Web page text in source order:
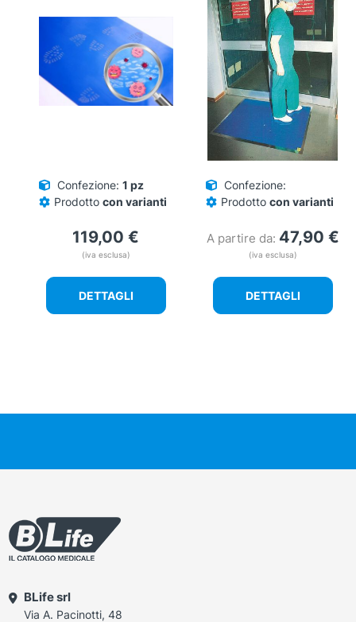
Confezione: 1 pz
Prodotto con varianti
119,00 €
(iva esclusa)
DETTAGLI
Confezione:
Prodotto con varianti
A partire da: 47,90 €
(iva esclusa)
DETTAGLI
BLife srl
Via A. Pacinotti, 48